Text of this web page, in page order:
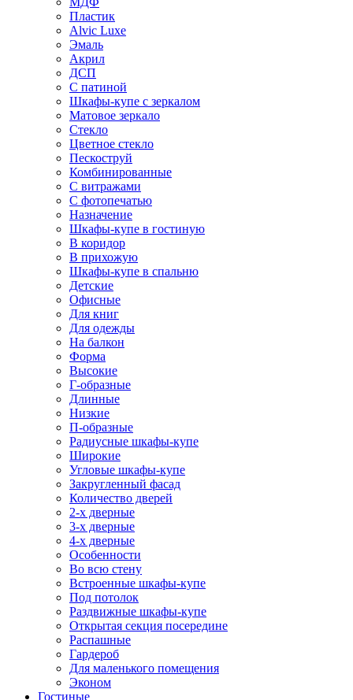
Пластик
Alvic Luxe
Эмаль
Акрил
ДСП
С патиной
Шкафы-купе с зеркалом
Матовое зеркало
Стекло
Цветное стекло
Пескоструй
Комбинированные
С витражами
С фотопечатью
Назначение
Шкафы-купе в гостиную
В коридор
В прихожую
Шкафы-купе в спальню
Детские
Офисные
Для книг
Для одежды
На балкон
Форма
Высокие
Г-образные
Длинные
Низкие
П-образные
Радиусные шкафы-купе
Широкие
Угловые шкафы-купе
Закругленный фасад
Количество дверей
2-х дверные
3-х дверные
4-х дверные
Особенности
Во всю стену
Встроенные шкафы-купе
Под потолок
Раздвижные шкафы-купе
Открытая секция посередине
Распашные
Гардероб
Для маленького помещения
Эконом
Гостиные